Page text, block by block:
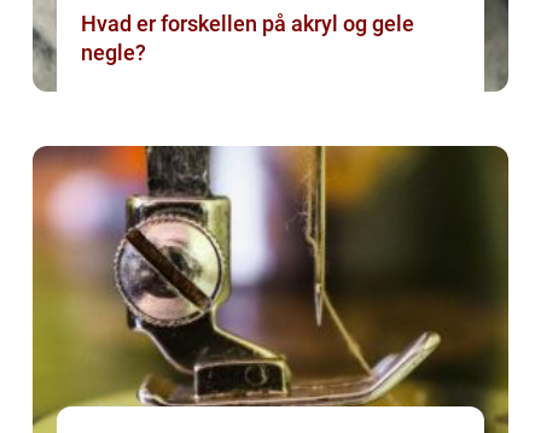
Hvad er forskellen på akryl og gele
negle?